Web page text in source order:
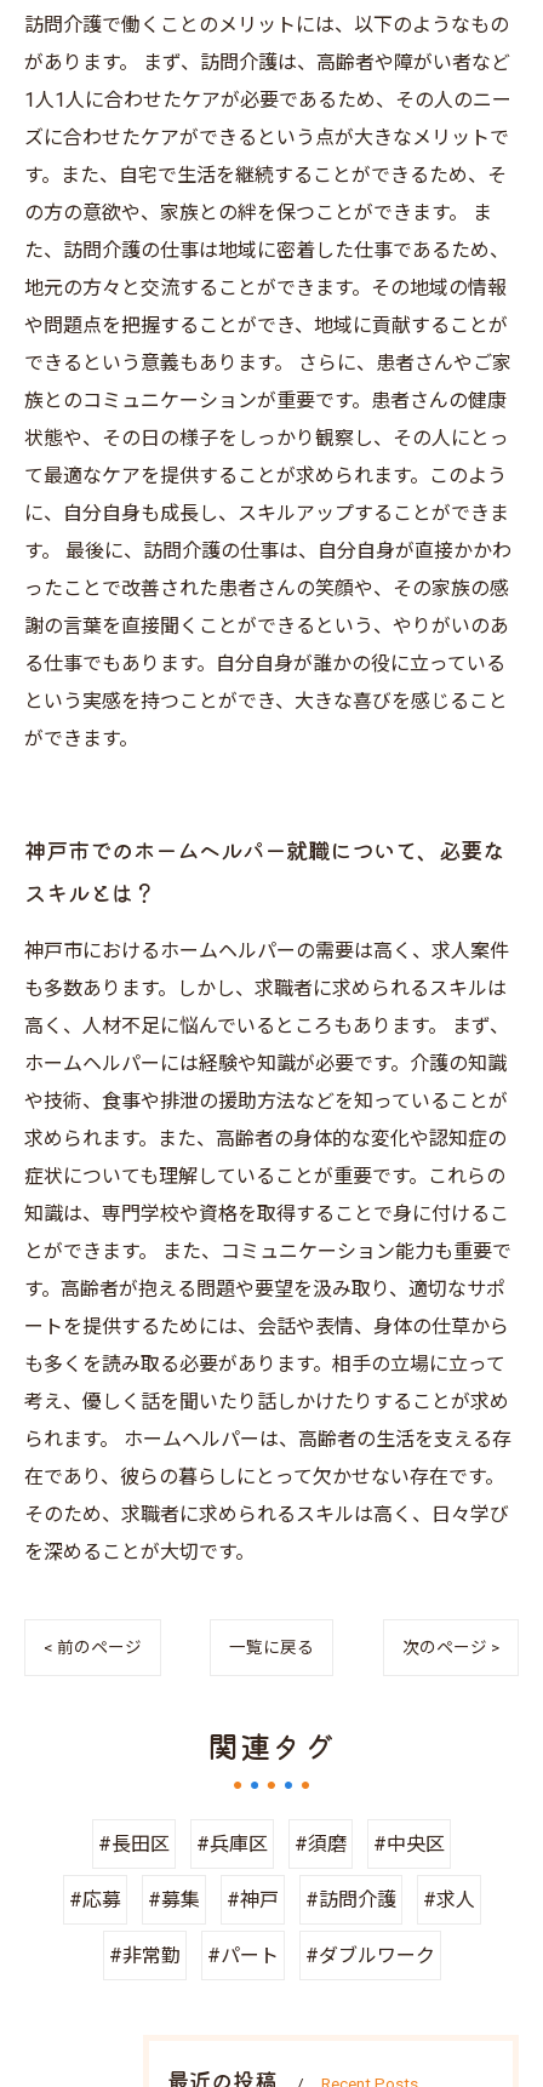
訪問介護で働くことのメリットには、以下のようなもの
があります。 まず、訪問介護は、高齢者や障がい者など
1人1人に合わせたケアが必要であるため、その人のニー
ズに合わせたケアができるという点が大きなメリットで
す。また、自宅で生活を継続することができるため、そ
の方の意欲や、家族との絆を保つことができます。 ま
た、訪問介護の仕事は地域に密着した仕事であるため、
地元の方々と交流することができます。その地域の情報
や問題点を把握することができ、地域に貢献することが
できるという意義もあります。 さらに、患者さんやご家
族とのコミュニケーションが重要です。患者さんの健康
状態や、その日の様子をしっかり観察し、その人にとっ
て最適なケアを提供することが求められます。このよう
に、自分自身も成長し、スキルアップすることができま
す。 最後に、訪問介護の仕事は、自分自身が直接かかわ
ったことで改善された患者さんの笑顔や、その家族の感
謝の言葉を直接聞くことができるという、やりがいのあ
る仕事でもあります。自分自身が誰かの役に立っている
という実感を持つことができ、大きな喜びを感じること
ができます。
神戸市でのホームヘルパー就職について、必要な
スキルとは？
神戸市におけるホームヘルパーの需要は高く、求人案件
も多数あります。しかし、求職者に求められるスキルは
高く、人材不足に悩んでいるところもあります。 まず、
ホームヘルパーには経験や知識が必要です。介護の知識
や技術、食事や排泄の援助方法などを知っていることが
求められます。また、高齢者の身体的な変化や認知症の
症状についても理解していることが重要です。これらの
知識は、専門学校や資格を取得することで身に付けるこ
とができます。 また、コミュニケーション能力も重要で
す。高齢者が抱える問題や要望を汲み取り、適切なサポ
ートを提供するためには、会話や表情、身体の仕草から
も多くを読み取る必要があります。相手の立場に立って
考え、優しく話を聞いたり話しかけたりすることが求め
られます。 ホームヘルパーは、高齢者の生活を支える存
在であり、彼らの暮らしにとって欠かせない存在です。
そのため、求職者に求められるスキルは高く、日々学び
を深めることが大切です。
< 前のページ 一覧に戻る 次のページ >
関連タグ
#長田区 #兵庫区 #須磨 #中央区
#応募 #募集 #神戸 #訪問介護 #求人
#非常勤 #パート #ダブルワーク
最近の投稿